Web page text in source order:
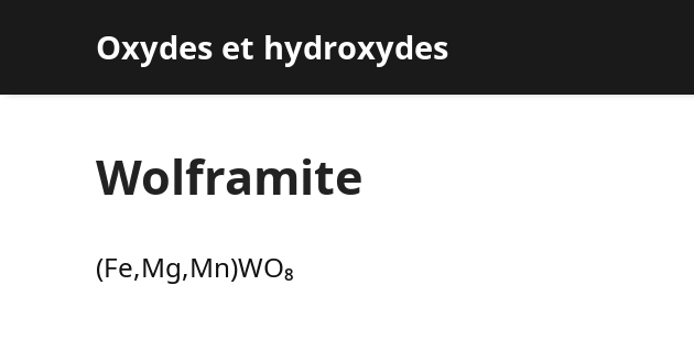
Oxydes et hydroxydes
Wolframite
(Fe,Mg,Mn)WO₈